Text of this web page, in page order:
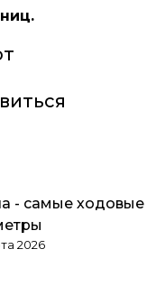
товаров
- самые ходовые
2026